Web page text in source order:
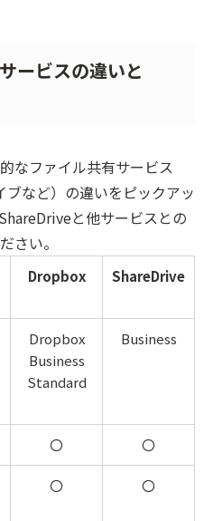
ービスの違いと
なファイル共有サービス
ブなど）の違いをピックアッ
と他サービスとの
さい。
Dropbox ShareDrive
Dropbox
Business
Standard
Business
〇 〇
〇 〇